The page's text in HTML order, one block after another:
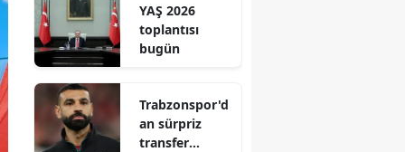
YAŞ 2026
toplantısı
bugün
Trabzonspor'd
an sürpriz
transfer